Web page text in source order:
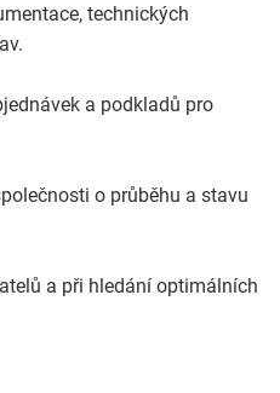
technických
a podkladů pro
o průběhu a stavu
a při hledání optimálních